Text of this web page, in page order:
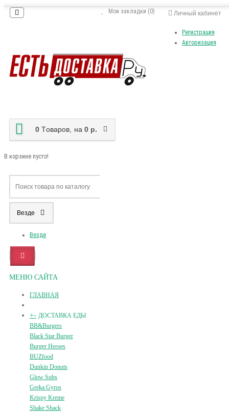
Личный кабинет
Регистрация
Авторизация
Мои закладки (0)
0 Tоваров, на 0 р.
В корзине пусто!
Везде
Везде
МЕНЮ САЙТА
ГЛАВНАЯ
+- ДОСТАВКА ЕДЫ
BB&Burgers
Black Star Burger
Burger Heroes
BUZfood
Dunkin Donuts
Glow Subs
Greka Gyros
Krispy Kreme
Shake Shack